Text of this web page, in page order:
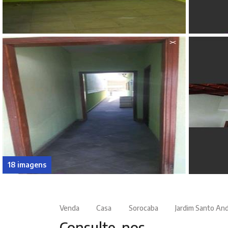
18 imagens
Venda Casa Sorocaba Jardim Santo